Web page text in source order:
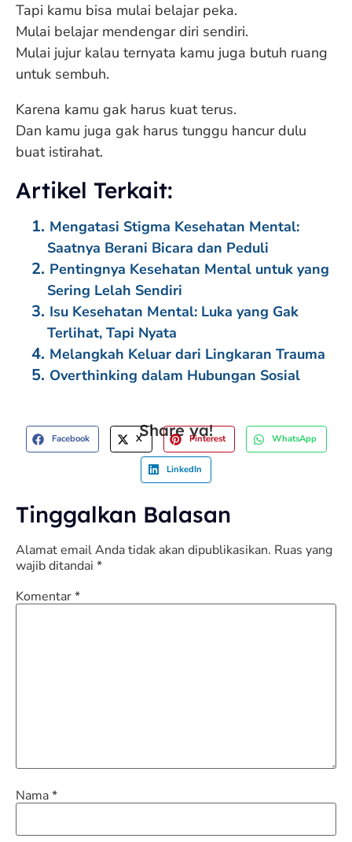
Tapi kamu bisa mulai belajar peka.
Mulai belajar mendengar diri sendiri.
Mulai jujur kalau ternyata kamu juga butuh ruang
untuk sembuh.
Karena kamu gak harus kuat terus.
Dan kamu juga gak harus tunggu hancur dulu
buat istirahat.
Artikel Terkait:
Mengatasi Stigma Kesehatan Mental:
Saatnya Berani Bicara dan Peduli
Pentingnya Kesehatan Mental untuk yang
Sering Lelah Sendiri
Isu Kesehatan Mental: Luka yang Gak
Terlihat, Tapi Nyata
Melangkah Keluar dari Lingkaran Trauma
Overthinking dalam Hubungan Sosial
Share ya!
Facebook X Pinterest WhatsApp
LinkedIn
Tinggalkan Balasan
Alamat email Anda tidak akan dipublikasikan. Ruas yang
wajib ditandai *
Komentar*
Nama*